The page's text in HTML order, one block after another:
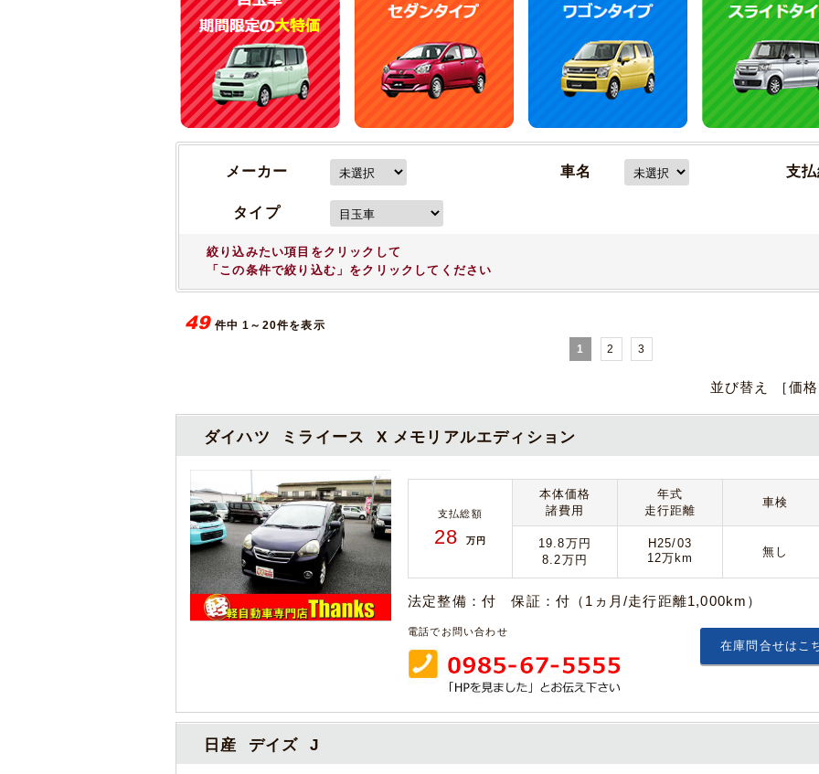
メーカー 車名 支
タイプ
絞り込みたい項目をクリックして
「この条件で絞り込む」をクリックしてください
49件中 1～20件を表示
1
2 3
並び替え ［価
ダイハツ ミライース X メモリアルエディション
支払総額
28 万円
本体価格
諸費用
年式
走行距離
車検
19.8万円
8.2万円
H25/03
12万km
無し
法定整備：付 保証：付（1ヵ月/走行距離1,000km）
在庫問合せはこ
電話でお問い合わせ
日産 デイズ J